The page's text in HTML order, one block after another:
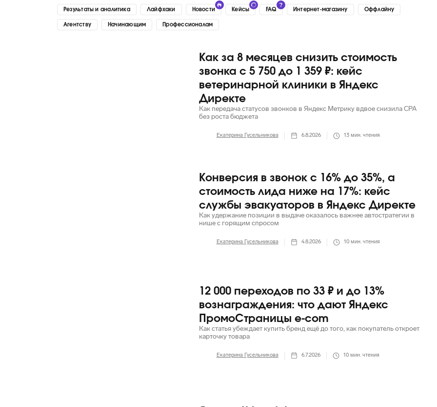
Результаты и аналитика Лайфхаки Новости Кейсы FAQ Интернет-магазину Оффлайну
Агентству Начинающим Профессионалам
Как за 8 месяцев снизить стоимость
звонка с 5 750 до 1 359 ₽: кейс
ветеринарной клиники в Яндекс
Директе
Как передача статусов звонков в Яндекс Метрику вдвое снизила CPA
без роста бюджета
Екатерина Гусельникова 6.8.2026 13мин. чтения
Конверсия в звонок с 16% до 35%, а
стоимость лида ниже на 17%: кейс
службы эвакуаторов в Яндекс Директе
Как удержание позиции в выдаче оказалось важнее автостратегии в
нише с горящим спросом
Екатерина Гусельникова 4.8.2026 10мин. чтения
12 000 переходов по 33 ₽ и до 13%
вознаграждения: что дают Яндекс
ПромоСтраницы e-com
Как статья убеждает купить бренд ещё до того, как покупатель откроет
карточку товара
Екатерина Гусельникова 6.7.2026 10мин. чтения